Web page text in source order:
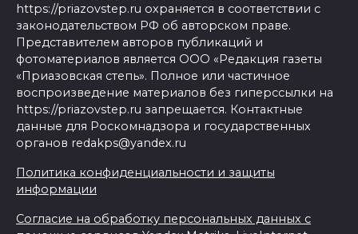
https://priazovstep.ru охраняется в соответствии с
законодательством РФ об авторском праве.
Представителем авторов публикаций и
фотоматериалов является ООО «Редакция газеты
«Приазовская степь». Полное или частичное
воспроизведение материалов без гиперссылки на
https://priazovstep.ru запрещается. Контактные
данные для Роскомнадзора и государственных
органов redakps@yandex.ru
Политика конфиденциальности и защиты
информации
Согласие на обработку персональных данных с